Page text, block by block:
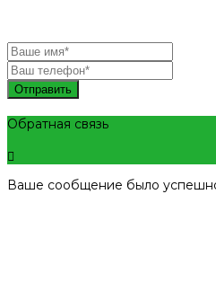
Отправить
Обратная связь
Ваше сообщение было